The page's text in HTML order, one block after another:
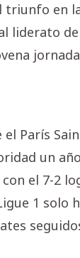
en
liderato
el París
un
el 7-2
1